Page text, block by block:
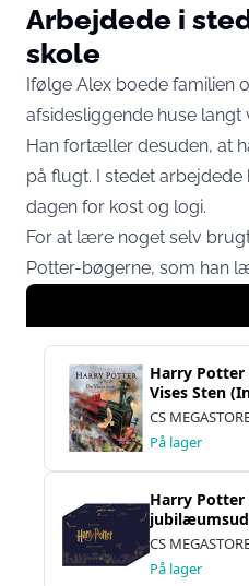
Arbejdede i
skole
Ifølge Alex boede familien
afsidesliggende huse
Han fortæller desuden, at
på flugt. I stedet
dagen for kost og logi.
For at lære noget selv
Potter-bøgerne, som han